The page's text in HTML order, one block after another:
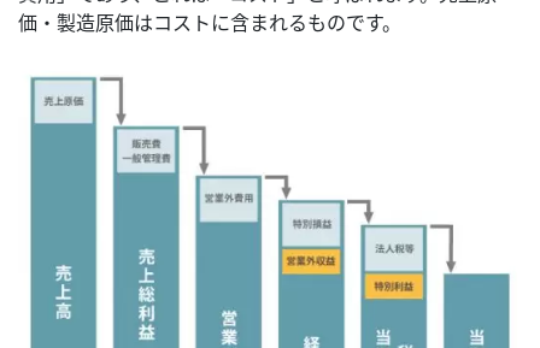
価・製造原価はコストに含まれるものです。